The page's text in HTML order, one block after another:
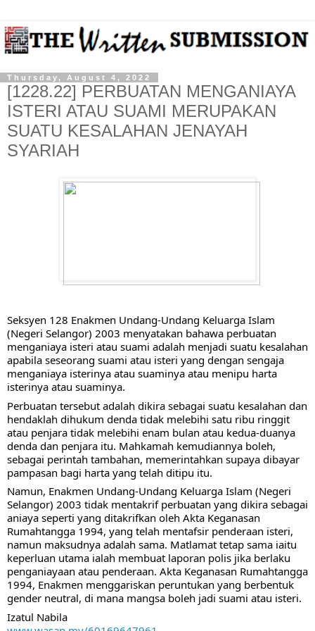
Thursday, August 4, 2022
[1228.22] PERBUATAN MENGANIAYA
ISTERI ATAU SUAMI MERUPAKAN
SUATU KESALAHAN JENAYAH
SYARIAH
Seksyen 128 Enakmen Undang-Undang Keluarga Islam
(Negeri Selangor) 2003 menyatakan bahawa perbuatan
menganiaya isteri atau suami adalah menjadi suatu kesalahan
apabila seseorang suami atau isteri yang dengan sengaja
menganiaya isterinya atau suaminya atau menipu harta
isterinya atau suaminya.
Perbuatan tersebut adalah dikira sebagai suatu kesalahan dan
hendaklah dihukum denda tidak melebihi satu ribu ringgit
atau penjara tidak melebihi enam bulan atau kedua-duanya
denda dan penjara itu. Mahkamah kemudiannya boleh,
sebagai perintah tambahan, memerintahkan supaya dibayar
pampasan bagi harta yang telah ditipu itu.
Namun, Enakmen Undang-Undang Keluarga Islam (Negeri
Selangor) 2003 tidak mentakrif perbuatan yang dikira sebagai
aniaya seperti yang ditakrifkan oleh Akta Keganasan
Rumahtangga 1994, yang telah mentafsir penderaan isteri,
namun maksudnya adalah sama. Matlamat tetap sama iaitu
keperluan utama ialah membuat laporan polis jika berlaku
penganiayaan atau penderaan. Akta Keganasan Rumahtangga
1994, Enakmen menggariskan peruntukan yang berbentuk
gender neutral, di mana mangsa boleh jadi suami atau isteri.
Izatul Nabila